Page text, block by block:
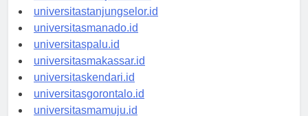
universitasbanjarbaru.id
universitastanjungselor.id
universitasmanado.id
universitaspalu.id
universitasmakassar.id
universitaskendari.id
universitasgorontalo.id